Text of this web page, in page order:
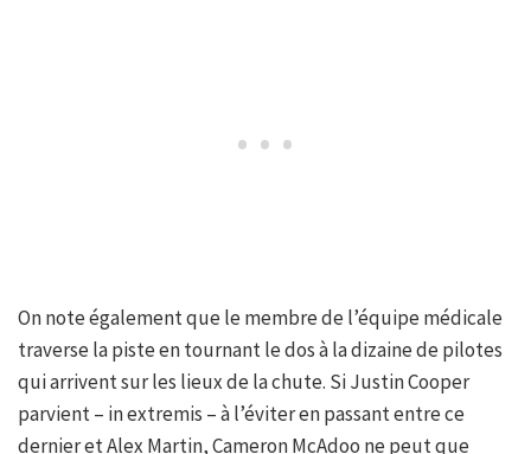
On note également que le membre de l’équipe médicale
traverse la piste en tournant le dos à la dizaine de pilotes
qui arrivent sur les lieux de la chute. Si Justin Cooper
parvient – in extremis – à l’éviter en passant entre ce
dernier et Alex Martin, Cameron McAdoo ne peut que